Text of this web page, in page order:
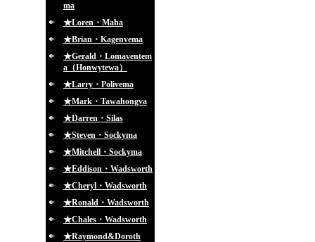
ma
★Loren・Maha
★Brian・Kagenvema
★Gerald・Lomaventem
a（Honwytewa）
★Larry・Polivema
★Mark・Tawahongva
★Darren・Silas
★Steven・Sockyma
★Mitchell・Sockyma
★Eddison・Wadsworth
★Cheryl・Wadsworth
★Ronald・Wadsworth
★Chales・Wadsworth
★Raymond&Doroth